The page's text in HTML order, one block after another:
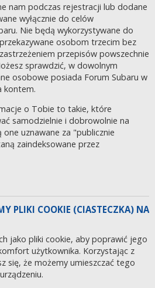
nam podczas rejestracji lub dodane
wyłącznie do celów
Nie będą wykorzystywane do
osobom trzecim bez
przepisów powszechnie
sprawdzić, w dowolnym
osobowe posiada Forum Subaru w
kontem.
o Tobie to takie, które
samodzielnie i dobrowolnie na
uznawane za "publicznie
zaindeksowane przez
PLIKI COOKIE (CIASTECZKA) NA
jako pliki cookie, aby poprawić jego
użytkownika. Korzystając z
się, że możemy umieszczać tego